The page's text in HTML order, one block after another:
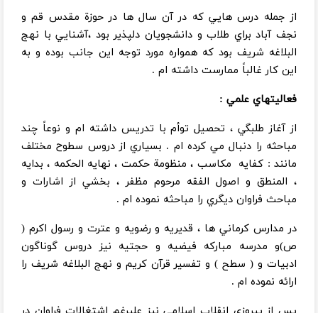
از جمله درس هايي كه در آن سال ها در حوزة مقدس قم و
نجف آباد براي طلاب و دانشجويان دلپذير بود ،‌آشنايي با نهج
البلاغه شريف بود كه همواره مورد توجه اين جانب بوده و به
اين كار غالباً ممارست داشته ام .
فعاليتهاي علمي :
از آغاز طلبگي ، تحصيل توأم با تدريس داشته ام و نوعاً چند
مباحثه را دنبال مي كرده ام . بسياري از دروس سطوح مختلف
مانند : كفايه مكاسب ،‌ منظومة حكمت ، نهايه الحكمه ، ‌بدايه
، المنطق و اصول الفقه مرحوم مظفر ، بخشي از اشارات و
مباحث فراوان ديگري را مباحثه نموده ام .
در مدارس كرماني ها ، قديريه و رضويه و عترت و رسول اكرم (
ص)‌و مدرسه مباركه فيضيه و حجتيه نيز دروس گوناگون
ادبيات و ( سطح ) و تفسير قرآن كريم و نهج البلاغه شريف را
ارائه نموده ام .